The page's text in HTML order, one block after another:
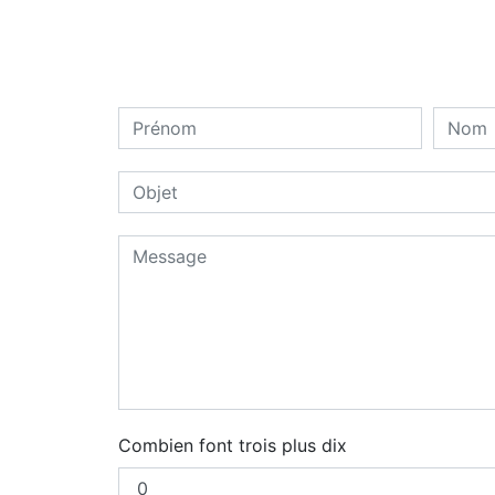
Combien font trois plus dix